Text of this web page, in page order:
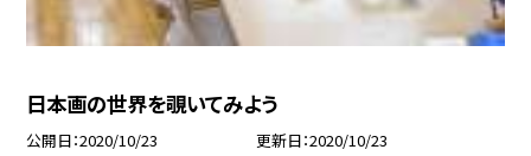
日本画の世界を覗いてみよう
公開日 2020/10/23 更新日 2020/10/23